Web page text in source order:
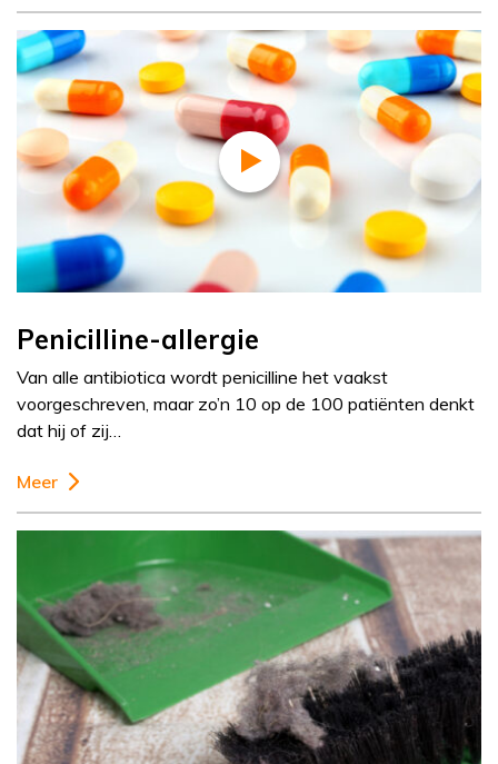
Penicilline-allergie
Van alle antibiotica wordt penicilline het vaakst
voorgeschreven, maar zo’n 10 op de 100 patiënten denkt
dat hij of zij…
Meer